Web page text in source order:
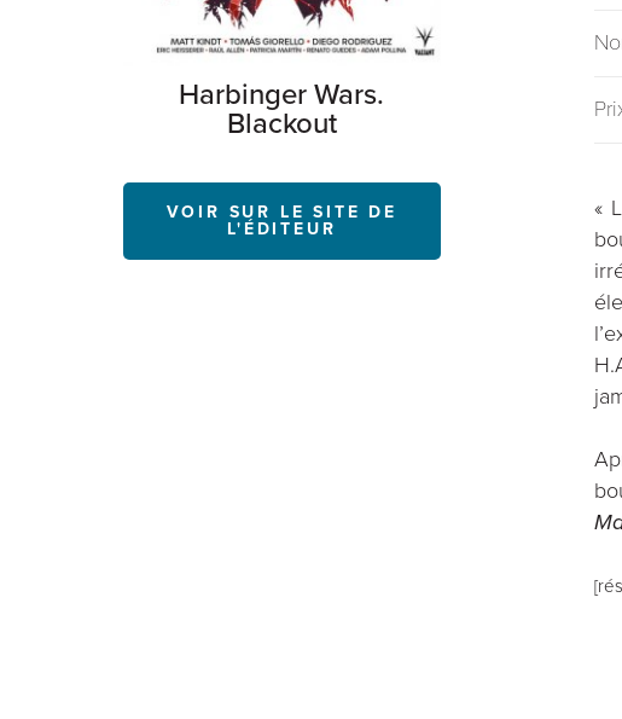
Harbinger Wars.
Blackout
VOIR SUR LE SITE DE
L'ÉDITEUR
«